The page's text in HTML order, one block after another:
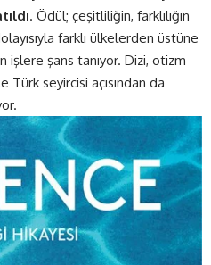
. Ödül; çeşitliliğin, farklılığın
farklı ülkelerden üstüne
işlere şans tanıyor. Dizi, otizm
Türk seyircisi açısından da